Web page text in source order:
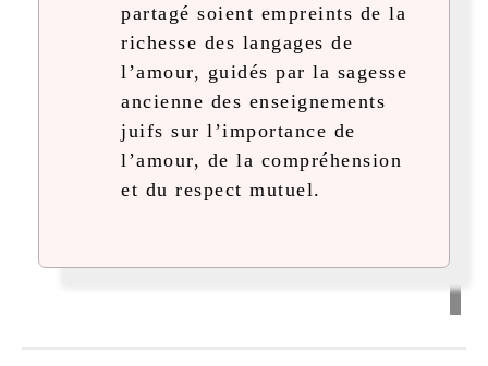
partagé soient empreints de la
richesse des langages de
l’amour, guidés par la sagesse
ancienne des enseignements
juifs sur l’importance de
l’amour, de la compréhension
et du respect mutuel.